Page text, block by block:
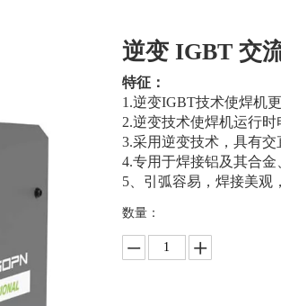
逆变 IGBT 交
特征：
1.逆变IGBT技术使焊机
2.逆变技术使焊机运行时
3.采用逆变技术，具有交
4.专用于焊接铝及其合金
5、引弧容易，焊接美观
数量：